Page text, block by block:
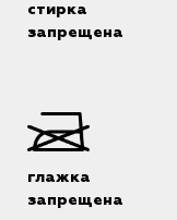
стирка
запрещена
глажка
запрещена